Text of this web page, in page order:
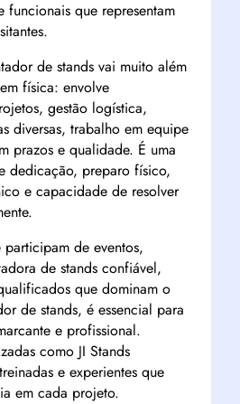
funcionais que representam
de stands vai muito além
física: envolve
gestão logística,
diversas, trabalho em equipe
prazos e qualidade. É uma
dedicação, preparo físico,
e capacidade de resolver
participam de eventos,
de stands confiável,
que dominam o
de stands, é essencial para
e profissional.
como JI Stands
e experientes que
em cada projeto.